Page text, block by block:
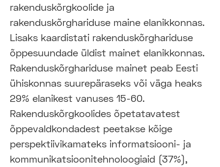
rakenduskõrgkoolide ja
rakenduskõrghariduse maine elanikkonnas.
Lisaks kaardistati rakenduskõrghariduse
õppesuundade üldist mainet elanikkonnas.
Rakenduskõrghariduse mainet peab Eesti
ühiskonnas suurepäraseks või väga heaks
29% elanikest vanuses 15-60.
Rakenduskõrgkoolides õpetatavatest
õppevaldkondadest peetakse kõige
perspektiivikamateks informatsiooni- ja
kommunikatsioonitehnoloogiaid (37%),